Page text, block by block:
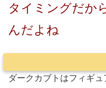
タイミングだか
んだよね
ダークカブトはフィギ